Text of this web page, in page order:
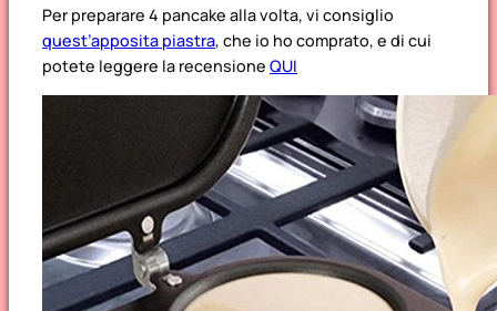
Per preparare 4 pancake alla volta, vi consiglio
quest’apposita piastra, che io ho comprato, e di cui
potete leggere la recensione QUI